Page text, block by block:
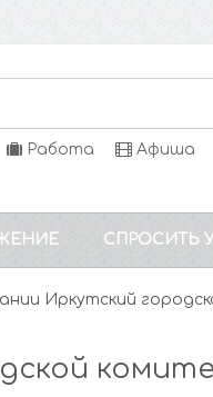
Работа Афиша
СПРОСИТЬ
Иркутский